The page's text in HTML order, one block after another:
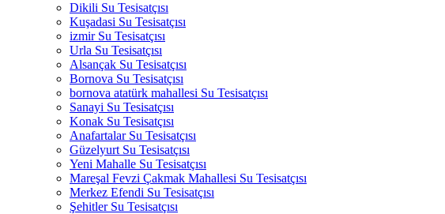
Dikili Su Tesisatçısı
Kuşadasi Su Tesisatçısı
izmir Su Tesisatçısı
Urla Su Tesisatçısı
Alsançak Su Tesisatçısı
Bornova Su Tesisatçısı
bornova atatürk mahallesi Su Tesisatçısı
Sanayi Su Tesisatçısı
Konak Su Tesisatçısı
Anafartalar Su Tesisatçısı
Güzelyurt Su Tesisatçısı
Yeni Mahalle Su Tesisatçısı
Mareşal Fevzi Çakmak Mahallesi Su Tesisatçısı
Merkez Efendi Su Tesisatçısı
Şehitler Su Tesisatçısı